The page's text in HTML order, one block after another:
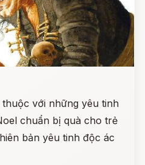
với những yêu tinh
chuẩn bị quà cho trẻ
bản yêu tinh độc ác